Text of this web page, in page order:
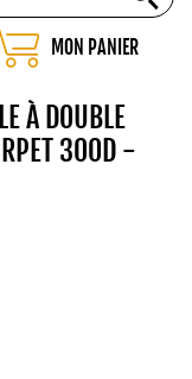
MON PANIER
À DOUBLE
RPET 300D -